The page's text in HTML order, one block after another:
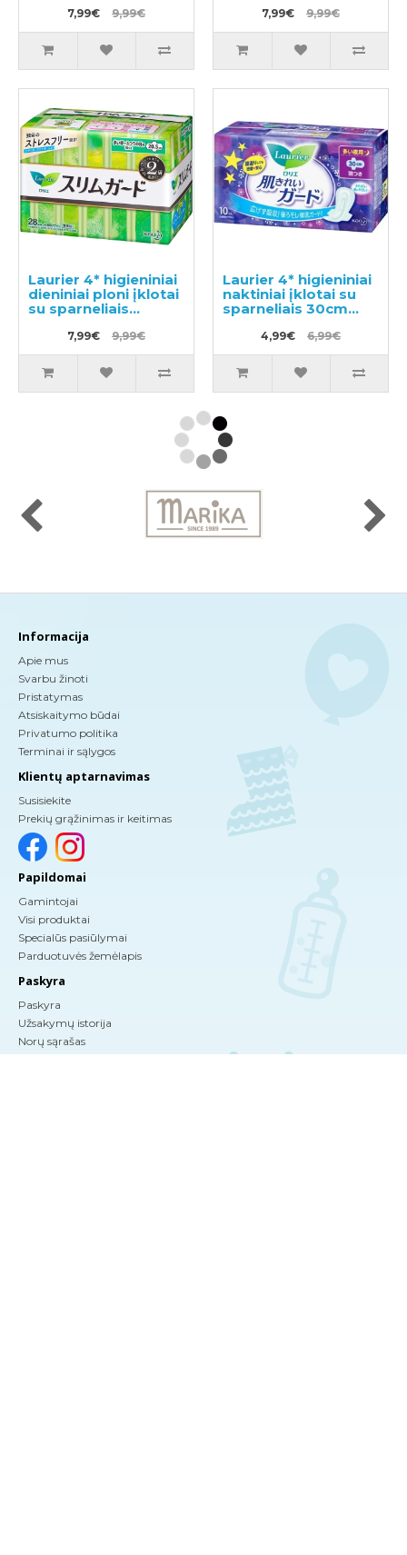
7,99€ 9,99€ 7,99€ 9,99€
Laurier 4* higieniniai
dieniniai ploni įklotai
su sparneliais
7,99€ 9,99€
Laurier 4* higieniniai
naktiniai įklotai su
sparneliais 30cm
4,99€ 6,99€
Informacija
Apie mus
Svarbu žinoti
Pristatymas
Atsiskaitymo būdai
Privatumo politika
Terminai ir sąlygos
Klientų aptarnavimas
Susisiekite
Prekių grąžinimas ir keitimas
Papildomai
Gamintojai
Visi produktai
Specialūs pasiūlymai
Parduotuvės žemėlapis
Paskyra
Paskyra
Užsakymų istorija
Norų sąrašas